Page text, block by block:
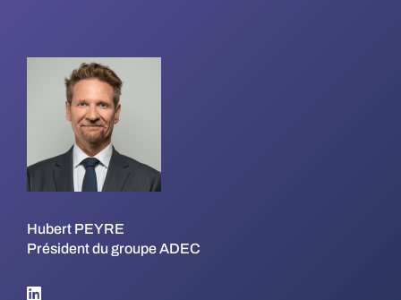
Hubert PEYRE
Président du groupe ADEC